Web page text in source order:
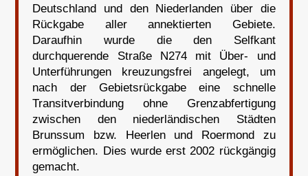
Deutschland und den Niederlanden über die
Rückgabe aller annektierten Gebiete.
Daraufhin wurde die den Selfkant
durchquerende Straße N274 mit Über- und
Unterführungen kreuzungsfrei angelegt, um
nach der Gebietsrückgabe eine schnelle
Transitverbindung ohne Grenzabfertigung
zwischen den niederländischen Städten
Brunssum bzw. Heerlen und Roermond zu
ermöglichen. Dies wurde erst 2002 rückgängig
gemacht.